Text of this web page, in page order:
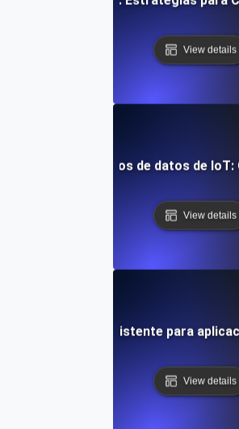
View details
duración para flujos de datos de
View details
de sesión persistente para
View details